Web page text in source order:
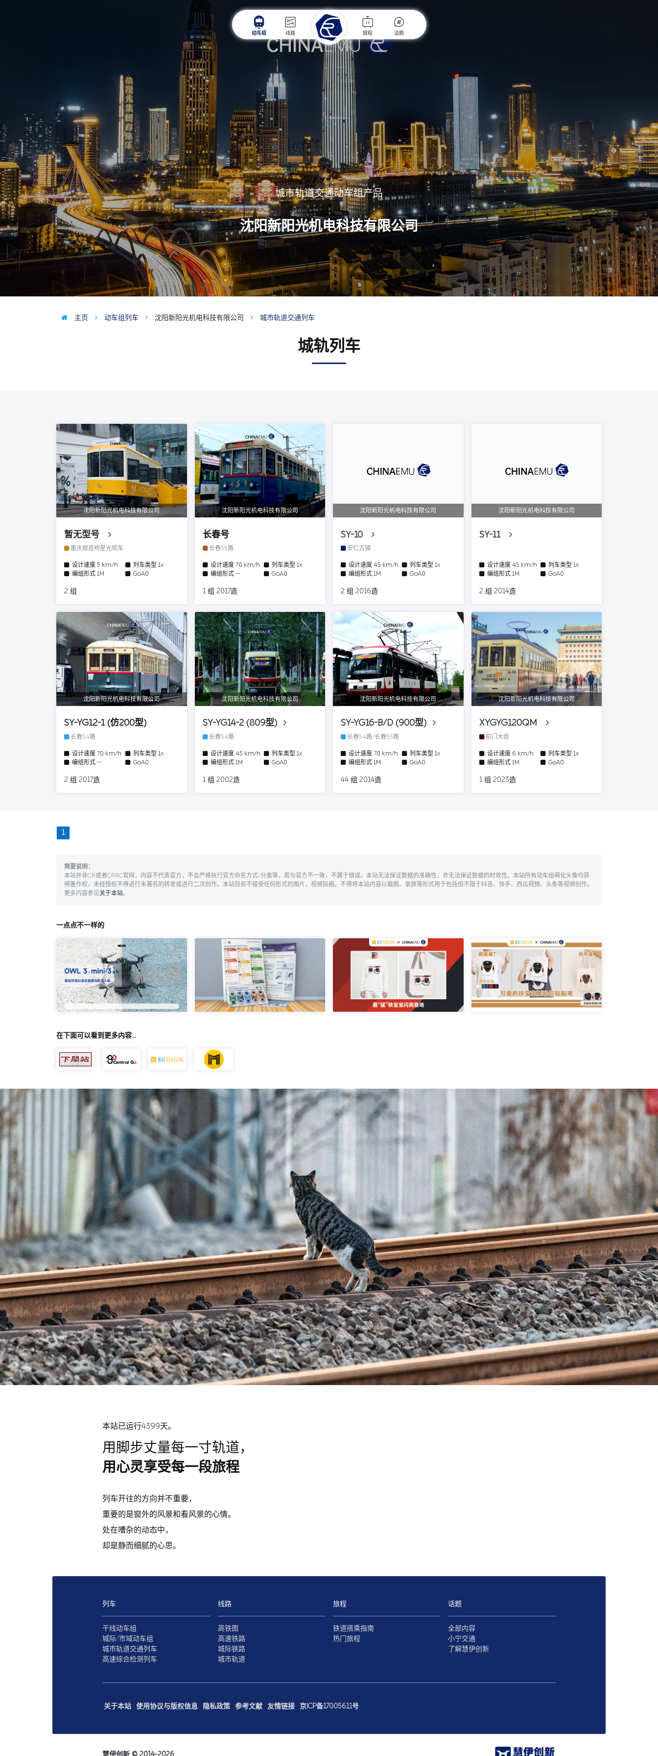
动车组 线路 旅程 话题
城市轨道交通动车组产品
沈阳新阳光机电科技有限公司
主页 动车组列车 沈阳新阳光机电科技有限公司 城市轨道交通列车
城轨列车
沈阳新阳光机电科技有限公司
暂无型号
重庆观音桥星光缆车
设计速度 5 km/h 列车类型 1x
编组形式 1M GoA0
2 组
沈阳新阳光机电科技有限公司
长春号
长春55路
设计速度70 km/h 列车类型 1x
编组形式-- GoA0
1 组 2017造
沈阳新阳光机电科技有限公司
SY-10
安仁古镇
设计速度 45 km/h 列车类型 1x
编组形式 1M GoA0
2 组 2016造
沈阳新阳光机电科技有限公司
SY-11
设计速度45 km/h 列车类型 1x
编组形式1M GoA0
2 组 2014造
沈阳新阳光机电科技有限公司
SY-YG12-1 (仿200型)
长春54路
设计速度 70 km/h 列车类型 1x
编组形式 -- GoA0
2 组 2017造
沈阳新阳光机电科技有限公司
SY-YG14-2 (809型)
长春54路
设计速度45 km/h 列车类型 1x
编组形式1M GoA0
1 组 2002造
沈阳新阳光机电科技有限公司
SY-YG16-B/D (900型)
长春54路/长春55路
设计速度 70 km/h 列车类型 1x
编组形式 1M GoA0
44 组 2014造
沈阳新阳光机电科技有限公司
XYGYG120QM
前门大街
设计速度6 km/h 列车类型 1x
编组形式1M GoA0
1 组 2023造
1
简要说明：
本站并非CR或者CRRC官网，内容不代表官方，不会严格执行官方命名方式/分类等，若与官方不一致，不属于错误。本站无法保证数据的准确性，亦无法保证数据的时效性。本站所有动车组萌化头像均获
得著作权，未经授权不得进行未署名的转发或进行二次创作。本站目前不接受任何形式的图片、视频投稿。不得将本站内容以截图、录屏等形式用于包括但不限于抖音、快手、西瓜视频、头条等视频创作。
更多内容参见关于本站。
一点点不一样的
在下面可以看到更多内容…
本站已运行4399天。
用脚步丈量每一寸轨道，
用心灵享受每一段旅程
列车开往的方向并不重要，
重要的是窗外的风景和看风景的心情。
处在嘈杂的动态中，
却是静而细腻的心思。
列车
干线动车组
城际/市域动车组
城市轨道交通列车
高速综合检测列车
线路
高铁图
高速铁路
城际铁路
城市轨道
旅程
铁道搭乘指南
热门旅程
话题
全部内容
小宁交通
了解慧伊创新
关于本站 使用协议与版权信息 隐私政策 参考文献 友情链接 京ICP备17005611号
慧伊创新 © 2014-2026